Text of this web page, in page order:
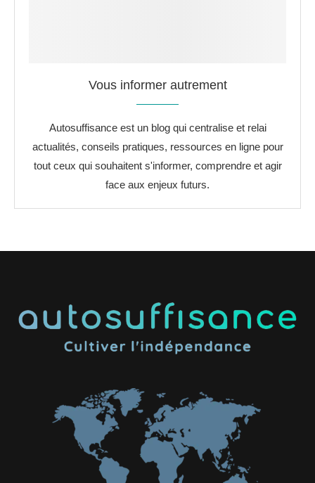
Vous informer autrement
Autosuffisance est un blog qui centralise et relai
actualités, conseils pratiques, ressources en ligne pour
tout ceux qui souhaitent s'informer, comprendre et agir
face aux enjeux futurs.